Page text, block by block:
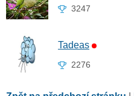
3247
Tadeas
2276